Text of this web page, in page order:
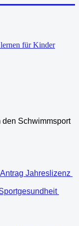
für Kinder
den Schwimmsport
Jahreslizenz